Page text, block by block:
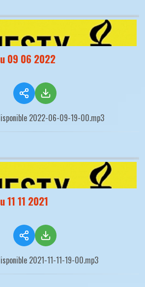
09 06 2022
2022-06-09-19-00.mp3
11 2021
2021-11-11-19-00.mp3